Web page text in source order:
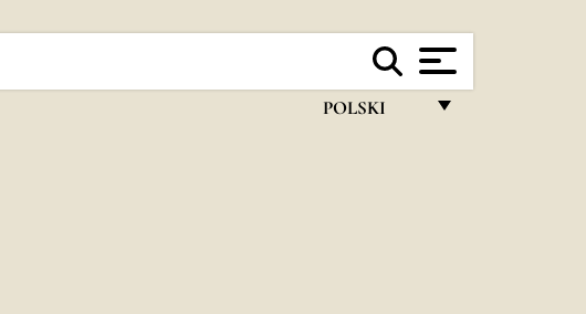
POLSKI